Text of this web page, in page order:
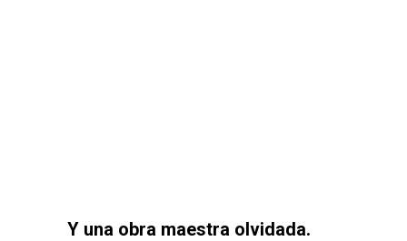
Y una obra maestra olvidada.